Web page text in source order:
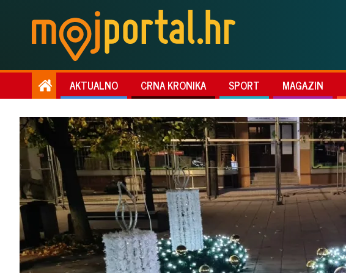
AKTUALNO CRNA KRONIKA SPORT MAGAZIN